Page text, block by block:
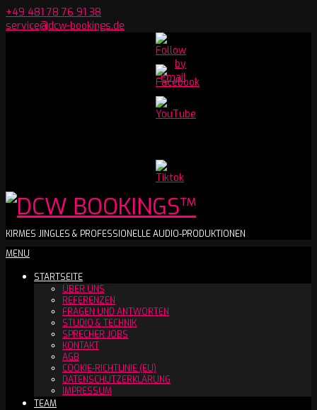
Skip
to
+49 481 78 76 91 38
service@dcw-bookings.de
Youtube
Channel
DCW
BOOKINGS™
KIRMES JINGLES & PROFESSIONELLE AUDIO-PRODUKTIONEN
Secondary
Menu
MENU
STARTSEITE
ÜBER UNS
REFERENZEN
FRAGEN UND ANTWORTEN
STUDIO & TECHNIK
SPRECHER JOBS
KONTAKT
AGB
COOKIE-RICHTLINIE (EU)
DATENSCHUTZERKLÄRUNG
IMPRESSUM
TEAM